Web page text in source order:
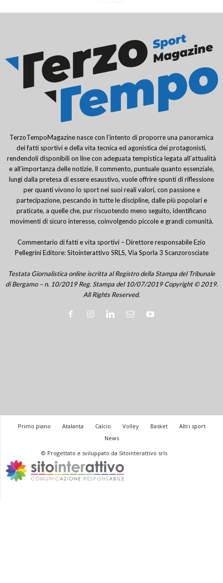
TerzoTempoMagazine nasce con l’intento di proporre una panoramica
dei fatti sportivi e della vita tecnica ed agonistica dei protagonisti,
rendendoli disponibili on line con adeguata tempistica legata all’attualità
e all’importanza delle notizie. Il commento, puntuale quanto essenziale,
lungi dalla pretesa di essere esaustivo, vuole offrire spunti di riflessione
per quanti vivono lo sport nei suoi reali valori, con passione e
partecipazione, pescando in tutte le discipline, dalle più popolari e
praticate, a quelle che, pur riscuotendo meno seguito, identificano
movimenti di sicuro interesse, coinvolgendo piccole e grandi comunità.
Commentario di fatti e vita sportivi – Direttore responsabile Ezio
Pellegrini Editore: Sitointerattivo SRLS, Via Sporla 3 Scanzorosciate
Testata Giornalistica online iscritta al Registro della Stampa del Tribunale
di Bergamo – n. 10/2019 Reg. Stampa del 10/07/2019 Copyright © 2019.
All Rights Reserved.
Primo piano Atalanta Calcio Volley Basket
Altri sport
News
© Progettato e sviluppato da Sitointerattivo srls